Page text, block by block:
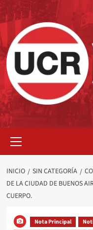
Saltar
al
contenido
primario
INICIO SIN CATEGORÍA
DE LA CIUDAD DE BUENOS
CUERPO.
Nota Principal